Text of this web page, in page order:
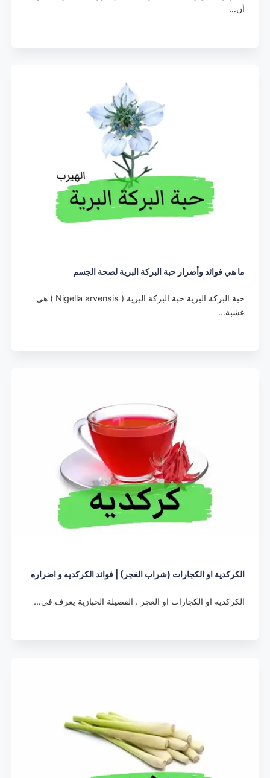
أن…
ما هي فوائد وأضرار حبة البركة البرية لصحة الجسم​
حبة البركة البرية حبة البركة البرية ( Nigella arvensis ) هي
عشبة…
الكركدية او الكجارات (شراب الغجر) | فوائد الكركديه و اضراره
الكركديه او الكجارات او الغجر . الفصيلة الخبازية يعرف في…